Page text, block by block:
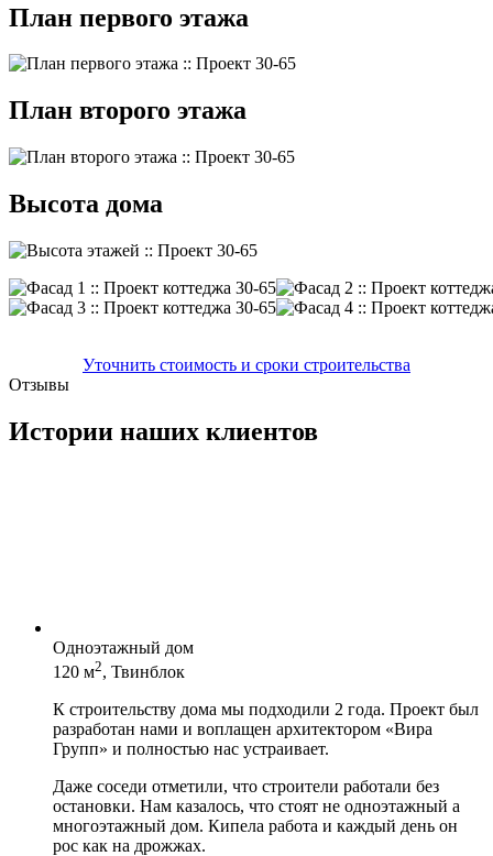
План первого этажа
План второго этажа
Высота дома
Уточнить стоимость и сроки строительства
Отзывы
Истории наших клиентов
Одноэтажный дом
120 м2, Твинблок
К строительству дома мы подходили 2 года. Проект был
разработан нами и воплащен архитектором «Вира
Групп» и полностью нас устраивает.
Даже соседи отметили, что строители работали без
остановки. Нам казалось, что стоят не одноэтажный а
многоэтажный дом. Кипела работа и каждый день он
рос как на дрожжах.